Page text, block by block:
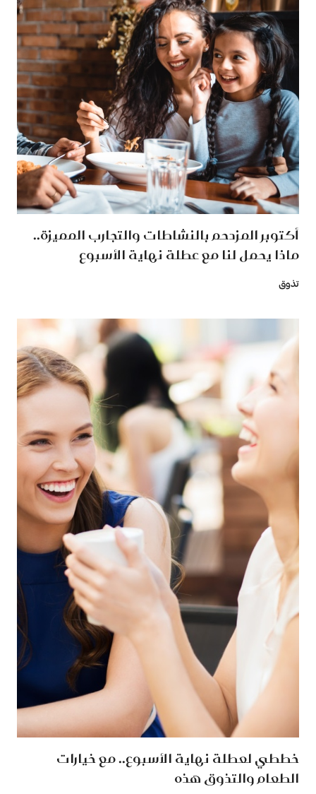
أكتوبر المزدحم بالنشاطات والتجارب المميزة..
ماذا يحمل لنا مع عطلة نهاية الأسبوع
تذوق
خططي لعطلة نهاية الأسبوع.. مع خيارات
الطعام والتذوق هذه